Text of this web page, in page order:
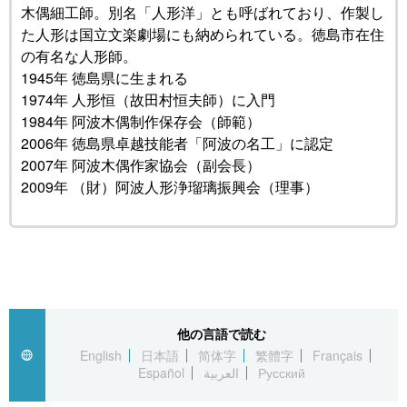
公式SNS
木偶細工師。別名「人形洋」とも呼ばれており、作製し
た人形は国立文楽劇場にも納められている。徳島市在住
の有名な人形師。
1945年 徳島県に生まれる
1974年 人形恒（故田村恒夫師）に入門
1984年 阿波木偶制作保存会（師範）
2006年 徳島県卓越技能者「阿波の名工」に認定
2007年 阿波木偶作家協会（副会長）
2009年 （財）阿波人形浄瑠璃振興会（理事）
他の言語で読む
English
日本語 简体字 繁體字
Français
Español
العربية Русский